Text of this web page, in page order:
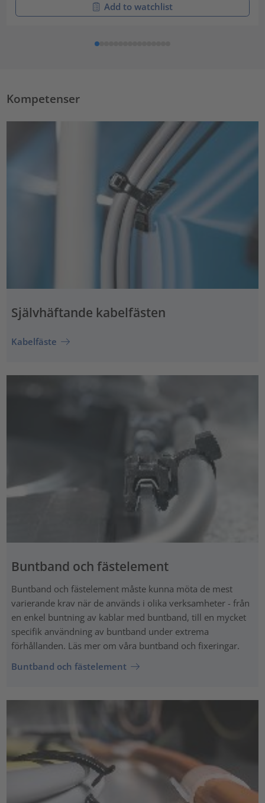
Add to watchlist
Kompetenser
Självhäftande kabelfästen
Kabelfäste
Buntband och fästelement
Buntband och fästelement måste kunna möta de mest
varierande krav när de används i olika verksamheter - från
en enkel buntning av kablar med buntband, till en mycket
specifik användning av buntband under extrema
förhållanden. Läs mer om våra buntband och fixeringar.
Buntband och fästelement